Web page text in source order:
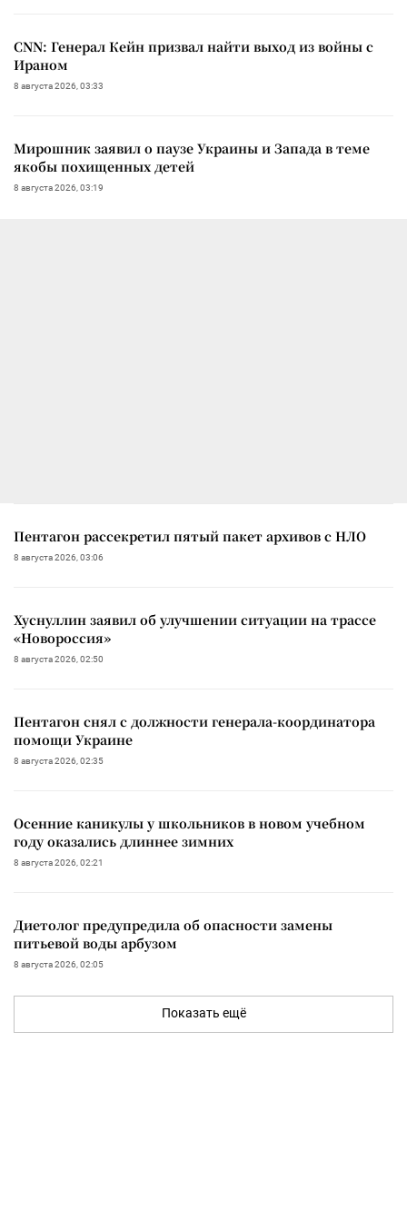
CNN: Генерал Кейн призвал найти выход из войны с
Ираном
8 августа 2026, 03:33
Мирошник заявил о паузе Украины и Запада в теме
якобы похищенных детей
8 августа 2026, 03:19
Пентагон рассекретил пятый пакет архивов с НЛО
8 августа 2026, 03:06
Хуснуллин заявил об улучшении ситуации на трассе
«Новороссия»
8 августа 2026, 02:50
Пентагон снял с должности генерала-координатора
помощи Украине
8 августа 2026, 02:35
Осенние каникулы у школьников в новом учебном
году оказались длиннее зимних
8 августа 2026, 02:21
Диетолог предупредила об опасности замены
питьевой воды арбузом
8 августа 2026, 02:05
Показать ещё